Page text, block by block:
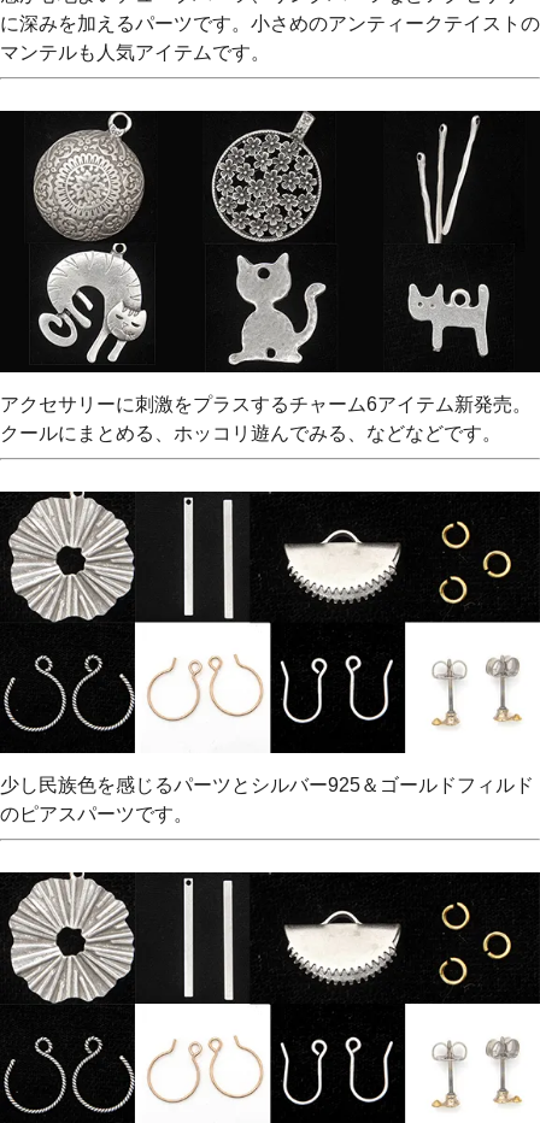
に深みを加えるパーツです。小さめのアンティークテイストの
マンテルも人気アイテムです。
アクセサリーに刺激をプラスするチャーム6アイテム新発売。
クールにまとめる、ホッコリ遊んでみる、などなどです。
少し民族色を感じるパーツとシルバー925＆ゴールドフィルド
のピアスパーツです。